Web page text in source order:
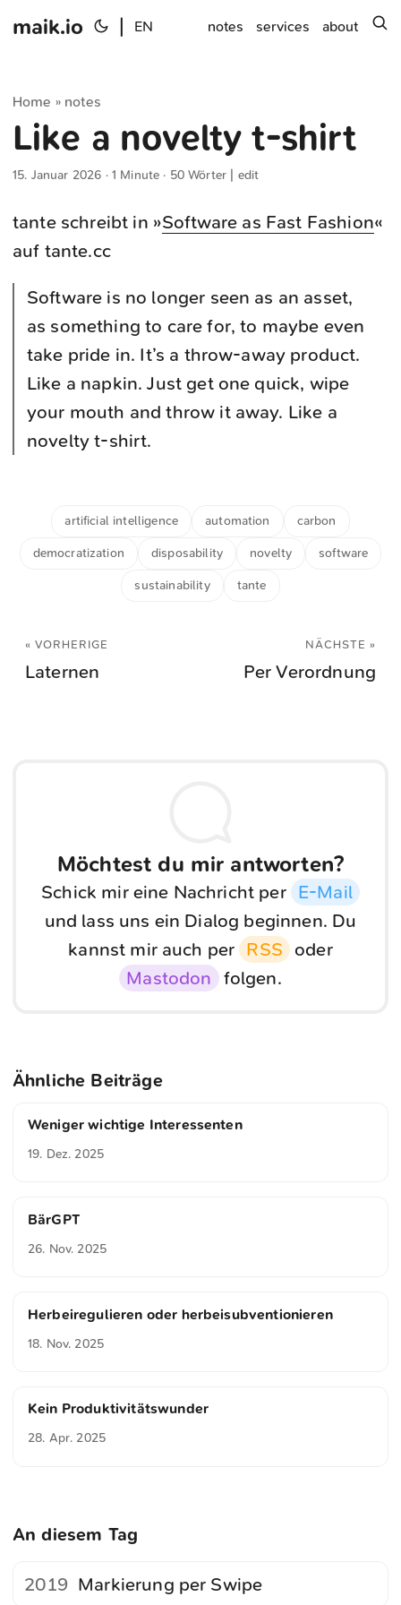
maik.io EN notes services about
Home » notes
Like a novelty t-shirt
15. Januar 2026 · 1 Minute · 50 Wörter | edit
tante schreibt in »Software as Fast Fashion«
auf tante.cc
Software is no longer seen as an asset,
as something to care for, to maybe even
take pride in. It’s a throw-away product.
Like a napkin. Just get one quick, wipe
your mouth and throw it away. Like a
novelty t-shirt.
artificial intelligence automation carbon
democratization disposability novelty software
sustainability tante
« VORHERIGE
Laternen
NÄCHSTE »
Per Verordnung
Möchtest du mir antworten?
Schick mir eine Nachricht per E-Mail
und lass uns ein Dialog beginnen. Du
kannst mir auch per RSS oder
Mastodon folgen.
Ähnliche Beiträge
Weniger wichtige Interessenten
19. Dez. 2025
BärGPT
26. Nov. 2025
Herbeiregulieren oder herbeisubventionieren
18. Nov. 2025
Kein Produktivitätswunder
28. Apr. 2025
An diesem Tag
2019 Markierung per Swipe